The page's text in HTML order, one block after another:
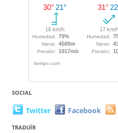
SOCIAL
Twitter Facebook
TRADUÏR